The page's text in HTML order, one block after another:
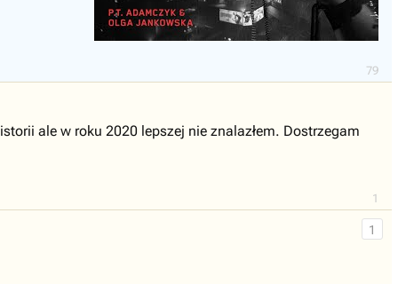
79
1
ale w roku 2020 lepszej nie znalazłem. Dostrzegam
1